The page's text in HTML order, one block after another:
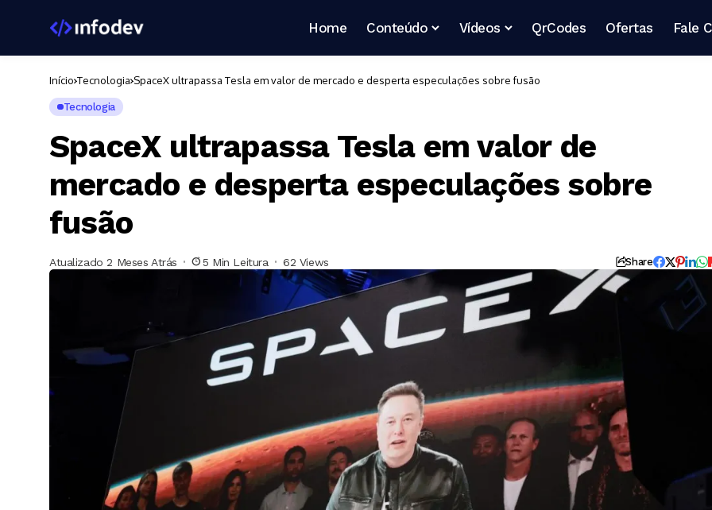
Home Conteúdo Vídeos QrCodes Ofertas Fale
Início Tecnologia SpaceX ultrapassa Tesla em valor de mercado e desperta especulações sobre fusão
Tecnologia
SpaceX ultrapassa Tesla em valor de
mercado e desperta especulações sobre
fusão
Atualizado 2 Meses Atrás 5 Min Leitura 62 Views Share